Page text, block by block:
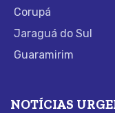
Corupá
Jaraguá do Sul
Guaramirim
NOTÍCIAS